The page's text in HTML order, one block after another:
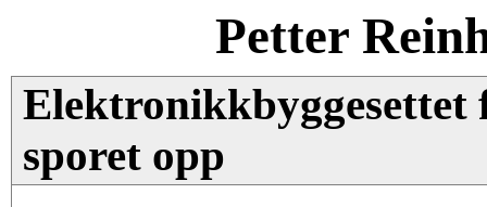
Petter
Elektronikkbyggesettet
sporet opp